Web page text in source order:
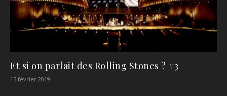
Et si on parlait des Rolling Stones ? #3
15 février 2019